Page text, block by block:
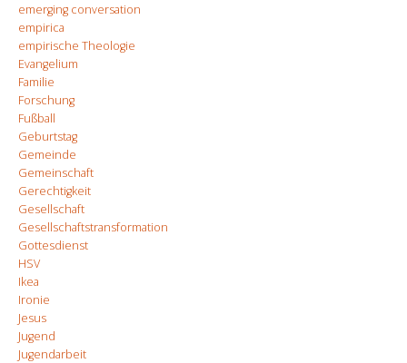
emerging conversation
empirica
empirische Theologie
Evangelium
Familie
Forschung
Fußball
Geburtstag
Gemeinde
Gemeinschaft
Gerechtigkeit
Gesellschaft
Gesellschaftstransformation
Gottesdienst
HSV
Ikea
Ironie
Jesus
Jugend
Jugendarbeit